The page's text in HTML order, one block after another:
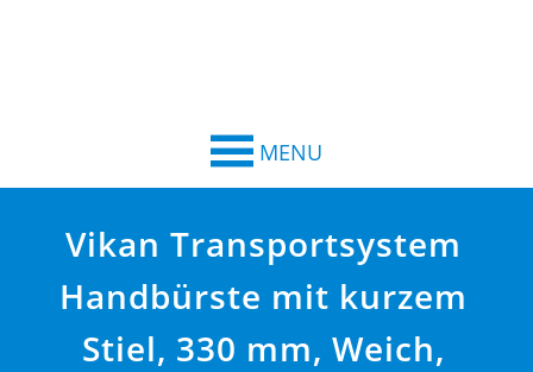
MENU
Vikan Transportsystem
Handbürste mit kurzem
Stiel, 330 mm, Weich,